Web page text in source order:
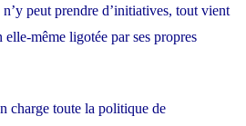
peut prendre d’initiatives, tout vient
elle-même ligotée par ses propres
charge toute la politique de